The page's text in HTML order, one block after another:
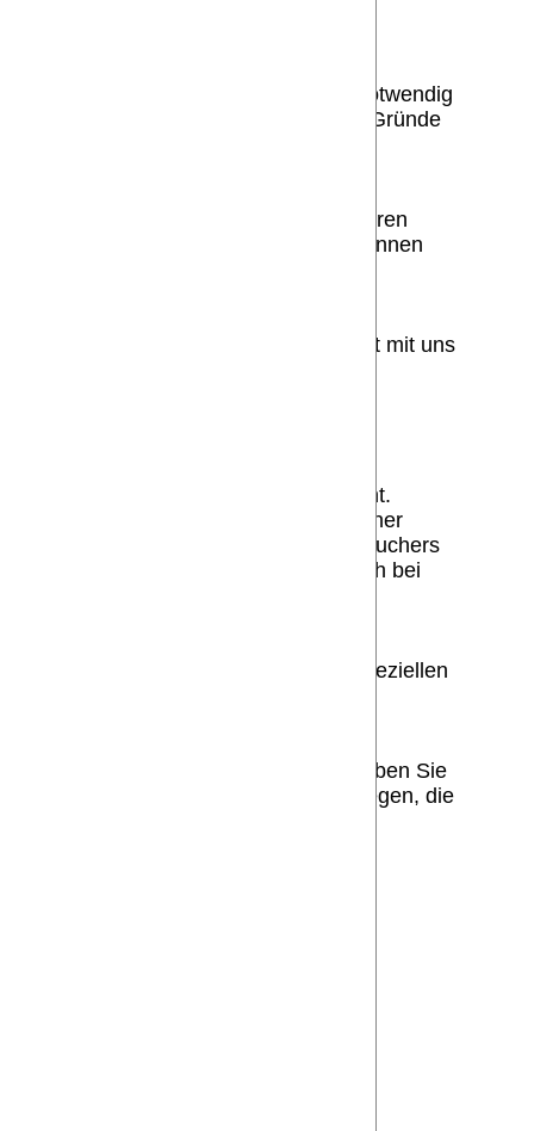
Daten die nicht mehr notwendig
keine vorrangigen berechtigten Gründe
sowie den Verbänden und ggf. weiteren
Interesse. Darüber hinaus können
Sie per E-Mail oder Telefon Kontakt mit uns
Datenbank zu.
Es handelt sich dabei nicht um
deren Wiedererkennung der
Phase seines Auftritts nicht.
werden zur Zeit bereits von einer
lediglich eine Zuordnung eines Besuchers
Pseudonym geführt wird. ist auch bei
Im Rehasport greifen die speziellen
1 lit. f DSGVO verarbeitet werden, haben Sie
soweit dafür Gründe vorliegen, die
Fall haben Sie ein generelles
puderbach.de